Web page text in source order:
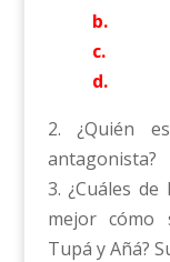
b.
c.
d.
2. ¿Quién
antagonista?
3. ¿Cuáles
mejor cómo
Tupá y Añá?